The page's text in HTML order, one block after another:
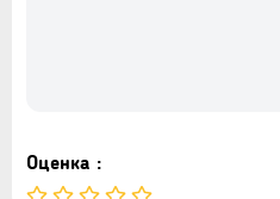
Оценка :